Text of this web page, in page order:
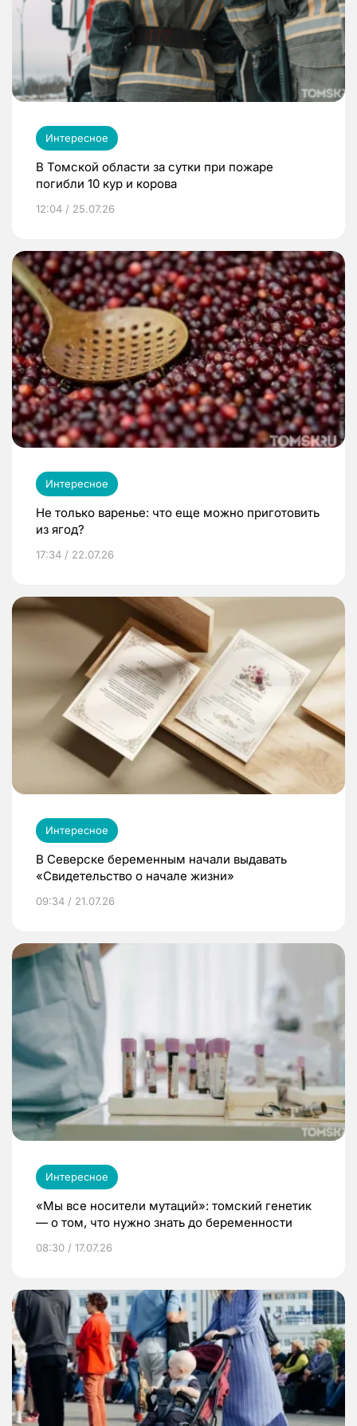
Интересное
В Томской области за сутки при пожаре
погибли 10 кур и корова
12:04 / 25.07.26
Интересное
Не только варенье: что еще можно приготовить
из ягод?
17:34 / 22.07.26
Интересное
В Северске беременным начали выдавать
«Свидетельство о начале жизни»
09:34 / 21.07.26
Интересное
«Мы все носители мутаций»: томский генетик
— о том, что нужно знать до беременности
08:30 / 17.07.26